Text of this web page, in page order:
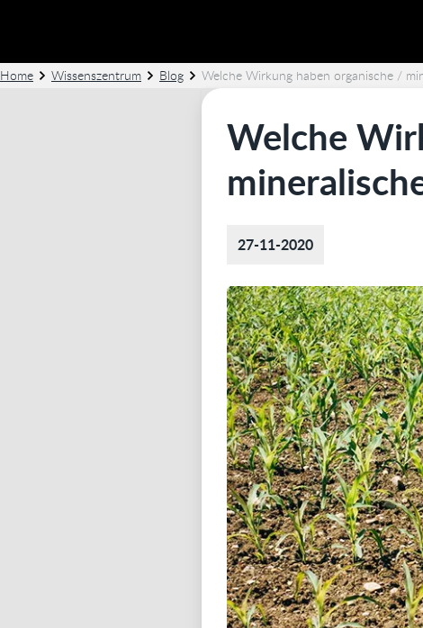
Home Wissenszentrum Blog Welche Wirkung haben organische /
Welche
27-11-2020